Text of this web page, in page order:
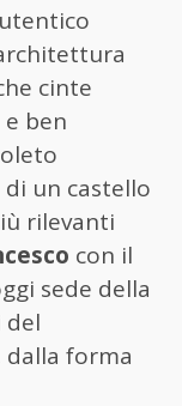
cinte
ben
un castello
rilevanti
con il
sede della
del
dalla forma